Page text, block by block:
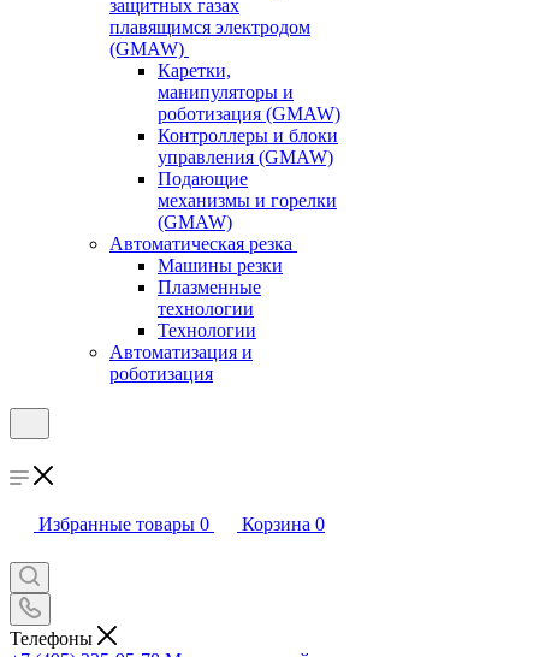
защитных газах
плавящимся электродом
(GMAW)
Каретки,
манипуляторы и
роботизация (GMAW)
Контроллеры и блоки
управления (GMAW)
Подающие
механизмы и горелки
(GMAW)
Автоматическая резка
Машины резки
Плазменные
технологии
Технологии
Автоматизация и
роботизация
Избранные товары 0 Корзина 0
Телефоны